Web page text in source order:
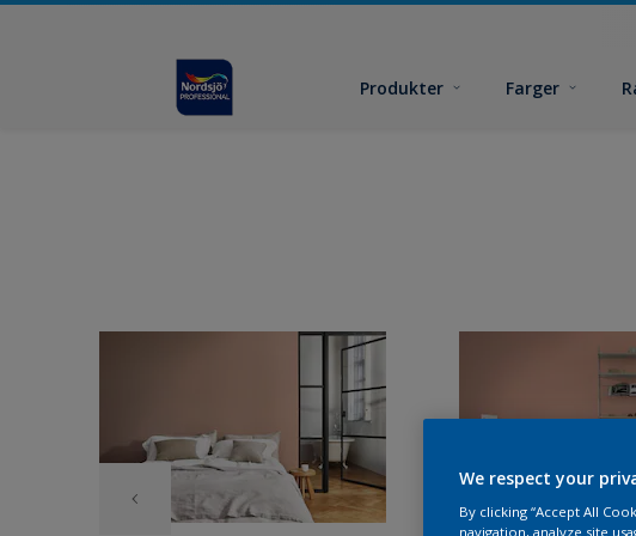
Produkter Farger
We respect your
By clicking “Accept All
navigation, analyze site